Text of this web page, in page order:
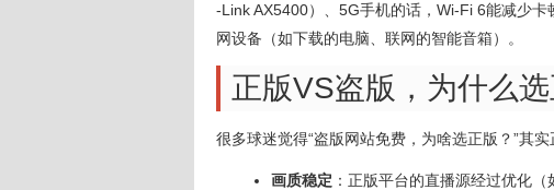
-Link AX5400）、5G手机的话，Wi-Fi 6能减少卡
网设备（如下载的电脑、联网的智能音箱）。
正版VS盗版，为什么选
很多球迷觉得“盗版网站免费，为啥选正版？”其实
画质稳定 ：正版平台的直播源经过优化